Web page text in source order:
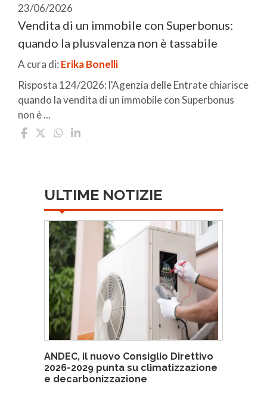
23/06/2026
Vendita di un immobile con Superbonus:
quando la plusvalenza non è tassabile
A cura di: Erika Bonelli
Risposta 124/2026: l'Agenzia delle Entrate chiarisce
quando la vendita di un immobile con Superbonus
non è ...
ULTIME NOTIZIE
ANDEC, il nuovo Consiglio Direttivo
2026-2029 punta su climatizzazione
e decarbonizzazione